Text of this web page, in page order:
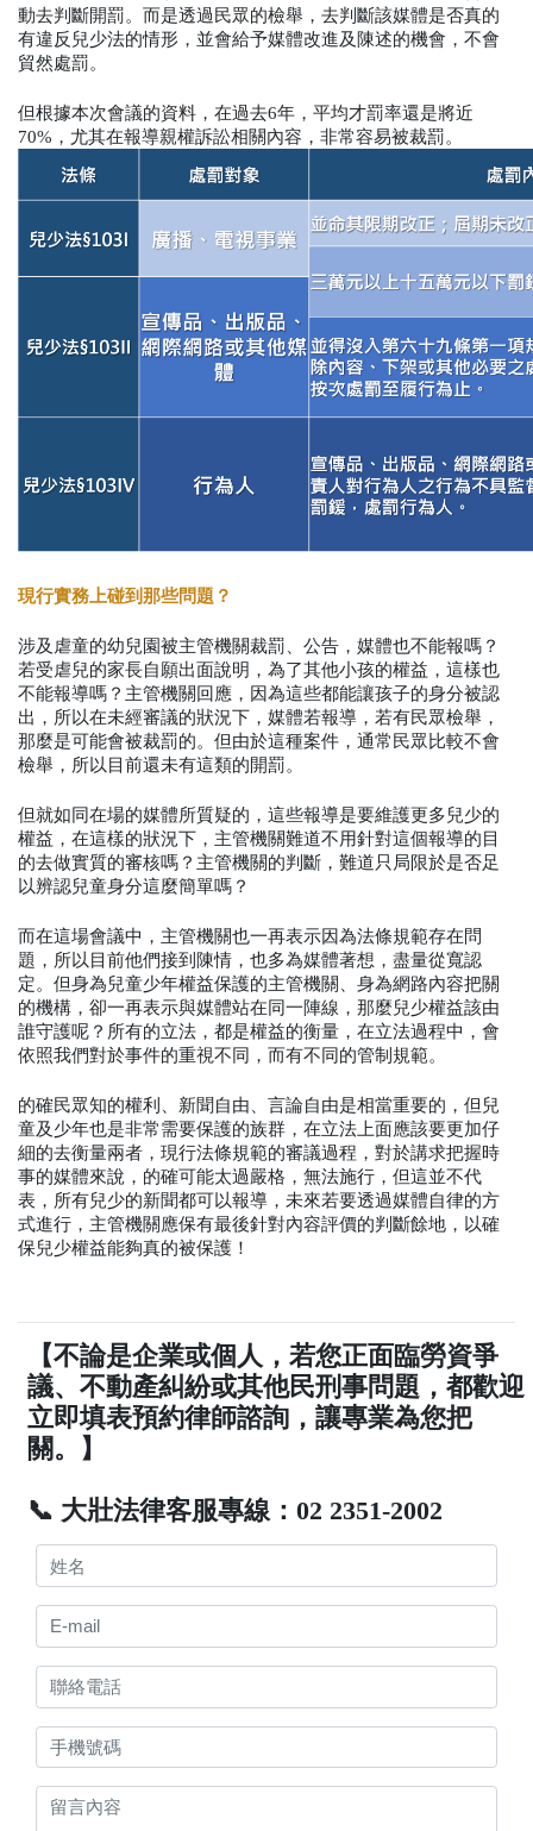
動去判斷開罰。而是透過民眾的檢舉，去判斷該媒體是否真的
有違反兒少法的情形，並會給予媒體改進及陳述的機會，不會
貿然處罰。
但根據本次會議的資料，在過去6年，平均才罰率還是將近
70%，尤其在報導親權訴訟相關內容，非常容易被裁罰。
現行實務上碰到那些問題？
涉及虐童的幼兒園被主管機關裁罰、公告，媒體也不能報嗎？
若受虐兒的家長自願出面說明，為了其他小孩的權益，這樣也
不能報導嗎？主管機關回應，因為這些都能讓孩子的身分被認
出，所以在未經審議的狀況下，媒體若報導，若有民眾檢舉，
那麼是可能會被裁罰的。但由於這種案件，通常民眾比較不會
檢舉，所以目前還未有這類的開罰。
但就如同在場的媒體所質疑的，這些報導是要維護更多兒少的
權益，在這樣的狀況下，主管機關難道不用針對這個報導的目
的去做實質的審核嗎？主管機關的判斷，難道只局限於是否足
以辨認兒童身分這麼簡單嗎？
而在這場會議中，主管機關也一再表示因為法條規範存在問
題，所以目前他們接到陳情，也多為媒體著想，盡量從寬認
定。但身為兒童少年權益保護的主管機關、身為網路內容把關
的機構，卻一再表示與媒體站在同一陣線，那麼兒少權益該由
誰守護呢？所有的立法，都是權益的衡量，在立法過程中，會
依照我們對於事件的重視不同，而有不同的管制規範。
的確民眾知的權利、新聞自由、言論自由是相當重要的，但兒
童及少年也是非常需要保護的族群，在立法上面應該要更加仔
細的去衡量兩者，現行法條規範的審議過程，對於講求把握時
事的媒體來說，的確可能太過嚴格，無法施行，但這並不代
表，所有兒少的新聞都可以報導，未來若要透過媒體自律的方
式進行，主管機關應保有最後針對內容評價的判斷餘地，以確
保兒少權益能夠真的被保護！
【不論是企業或個人，若您正面臨勞資爭
議、不動產糾紛或其他民刑事問題，都歡迎
立即填表預約律師諮詢，讓專業為您把
關。】
📞 大壯法律客服專線：02 2351-2002